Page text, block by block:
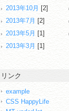
2013年10月 [2]
2013年7月 [2]
2013年5月 [1]
2013年3月 [1]
リンク
example
CSS HappyLife